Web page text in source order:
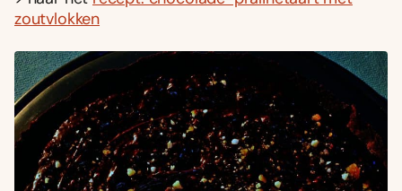
zoutvlokken